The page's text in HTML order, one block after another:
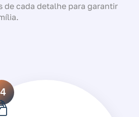
de cada detalhe para garantir